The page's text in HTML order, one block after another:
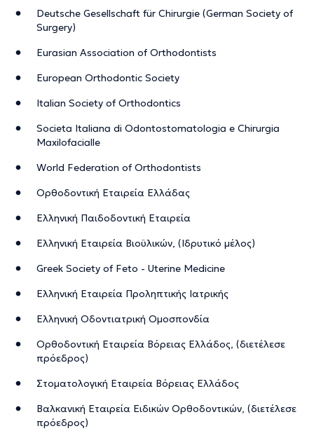
Deutsche Gesellschaft für Chirurgie (German Society of
Surgery)
Eurasian Association of Orthodontists
European Orthodontic Society
Italian Society of Orthodontics
Societa Italiana di Odontostomatologia e Chirurgia
Maxilofacialle
World Federation of Orthodontists
Ορθοδοντική Εταιρεία Ελλάδας
Ελληνική Παιδοδοντική Εταιρεία
Ελληνική Εταιρεία Βιοϋλικών, (Ιδρυτικό μέλος)
Greek Society of Feto - Uterine Medicine
Ελληνική Εταιρεία Προληπτικής Ιατρικής
Ελληνική Οδοντιατρική Ομοσπονδία
Ορθοδοντική Εταιρεία Βόρειας Ελλάδος, (διετέλεσε
πρόεδρος)
Στοματολογική Εταιρεία Βόρειας Ελλάδος
Βαλκανική Εταιρεία Ειδικών Ορθοδοντικών, (διετέλεσε
πρόεδρος)